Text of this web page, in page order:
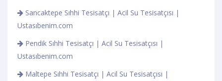
Sancaktepe Sıhhi Tesisatçı | Acil Su Tesisatçısı |
Ustasıbenim.com
Pendik Sıhhi Tesisatçı | Acil Su Tesisatçısı |
Ustasıbenim.com
Maltepe Sıhhi Tesisatçı | Acil Su Tesisatçısı |